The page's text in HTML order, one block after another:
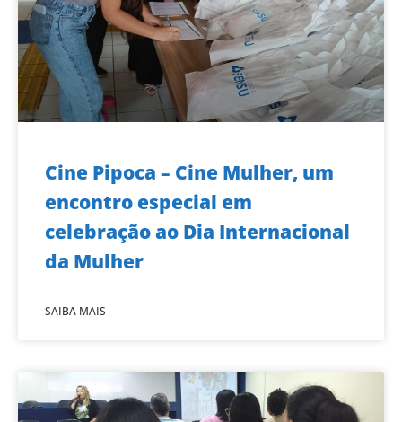
Cine Pipoca – Cine Mulher, um
encontro especial em
celebração ao Dia Internacional
da Mulher
SAIBA MAIS